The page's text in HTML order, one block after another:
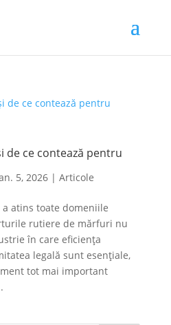
de ce contează pentru
5, 2026| Articole
atins toate domeniile
rutiere de mărfuri nu
în care eficiența
legală sunt esențiale,
tot mai important